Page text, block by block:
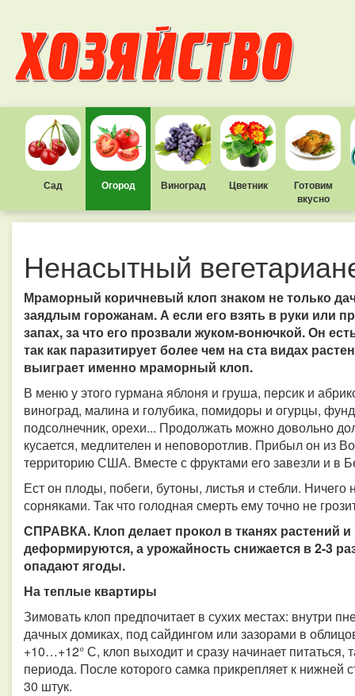
Сад Огород Виноград Цветник
Готовим
вкусно
Ненасытный
Мраморный коричневый клоп знаком не только
заядлым горожанам. А если его взять в руки или
запах, за что его прозвали жуком-вонючкой. Он
так как паразитирует более чем на ста видах
выиграет именно мраморный клоп.
В меню у этого гурмана яблоня и груша, персик и
виноград, малина и голубика, помидоры и огурцы,
подсолнечник, орехи... Продолжать можно довольно
кусается, медлителен и неповоротлив. Прибыл он из
территорию США. Вместе с фруктами его завезли и в
Ест он плоды, побеги, бутоны, листья и стебли. Ничего
сорняками. Так что голодная смерть ему точно не
СПРАВКА. Клоп делает прокол в тканях растений и
деформируются, а урожайность снижается в 2-3
опадают ягоды.
На теплые квартиры
Зимовать клоп предпочитает в сухих местах: внутри
дачных домиках, под сайдингом или зазорами в
+10…+12° С, клоп выходит и сразу начинает питаться,
периода. После которого самка прикрепляет к нижней
30 штук.